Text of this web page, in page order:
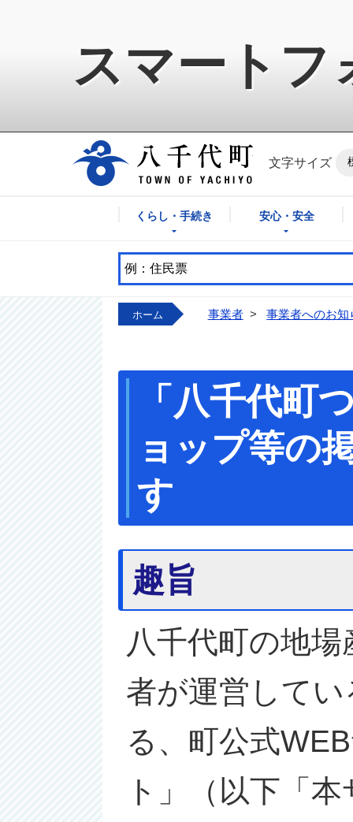
スマートフ
八千代町公式ホ
文字サイズ
くらし・手続き 安心・安全
ホーム 事業者 > 事業者へのお知
「八千代町
ョップ等の
す
趣旨
八千代町の地
者が運営して
る、町公式
ト」（以下「